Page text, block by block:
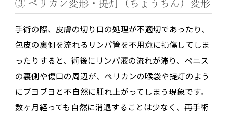
③ ペリカン変形・提灯（ちょうちん）変形
手術の際、皮膚の切り口の処理が不適切であったり、
包皮の裏側を流れるリンパ管を不用意に損傷してしま
ったりすると、術後にリンパ液の流れが滞り、ペニス
の裏側や傷口の周辺が、ペリカンの喉袋や提灯のよう
にブヨブヨと不自然に腫れ上がってしまう現象です。
数ヶ月経っても自然に消退することは少なく、再手術